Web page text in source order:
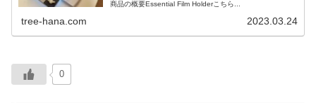
商品の概要Essential Film Holderこちら...
tree-hana.com 2023.03.24
0